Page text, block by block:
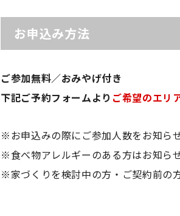
お申込み方法
ご参加無料／おみやげ付き
下記ご予約フォームより ご希望のエリ
※お申込みの際にご参加人数をお知ら
※食べ物アレルギーのある方はお知ら
※家づくりを検討中の方・ご契約前の